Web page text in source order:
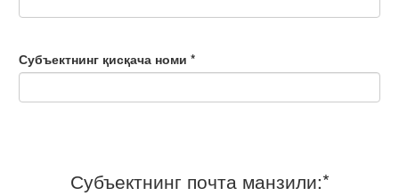
Субъектнинг қисқача номи *
Субъектнинг почта манзили:*